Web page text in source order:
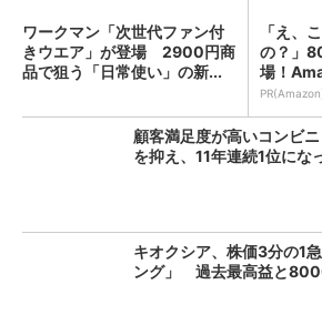
ワークマン「次世代ファン付
きウエア」が登場 2900円商
品で狙う「日常使い」の新...
「え、
の？」
場！
顧客満足度が高いコンビ
を抑え、11年連続1位にな
キオクシア、株価3分の1
ング」 過去最高益と